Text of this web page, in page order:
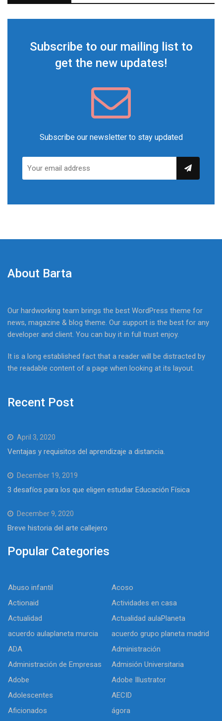
Subscribe to our mailing list to
get the new updates!
Subscribe our newsletter to stay updated
About Barta
Our hardworking team brings the best WordPress theme for
news, magazine & blog theme. Our support is the best for any
developer and client. You can buy it in full trust enjoy.
It is a long established fact that a reader will be distracted by
the readable content of a page when looking at its layout.
Recent Post
April 3, 2020
Ventajas y requisitos del aprendizaje a distancia.
December 19, 2019
3 desafíos para los que eligen estudiar Educación Física
December 9, 2020
Breve historia del arte callejero
Popular Categories
Abuso infantil
Acoso
Actionaid
Actividades en casa
Actualidad
Actualidad aulaPlaneta
acuerdo aulaplaneta murcia
acuerdo grupo planeta madrid
ADA
Administración
Administración de Empresas
Admisión Universitaria
Adobe
Adobe Illustrator
Adolescentes
AECID
Aficionados
ágora